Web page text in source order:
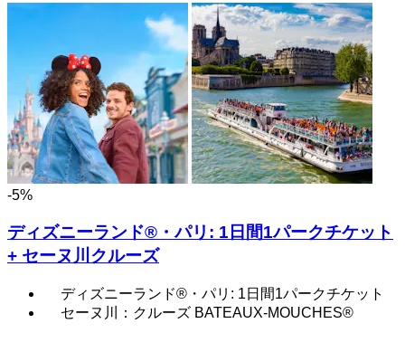
-5%
ディズニーランド®・パリ: 1日間1パークチケット
+ セーヌ川クルーズ
ディズニーランド®・パリ: 1日間1パークチケット
セーヌ川：クルーズ BATEAUX-MOUCHES®